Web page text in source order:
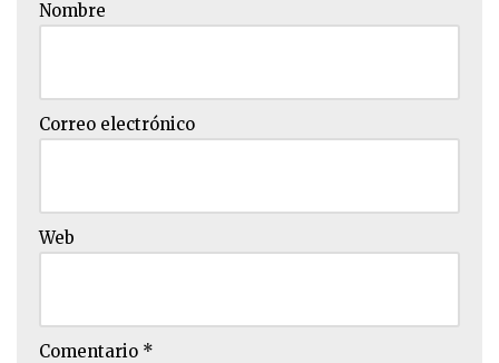
Nombre
Correo electrónico
Web
Comentario *